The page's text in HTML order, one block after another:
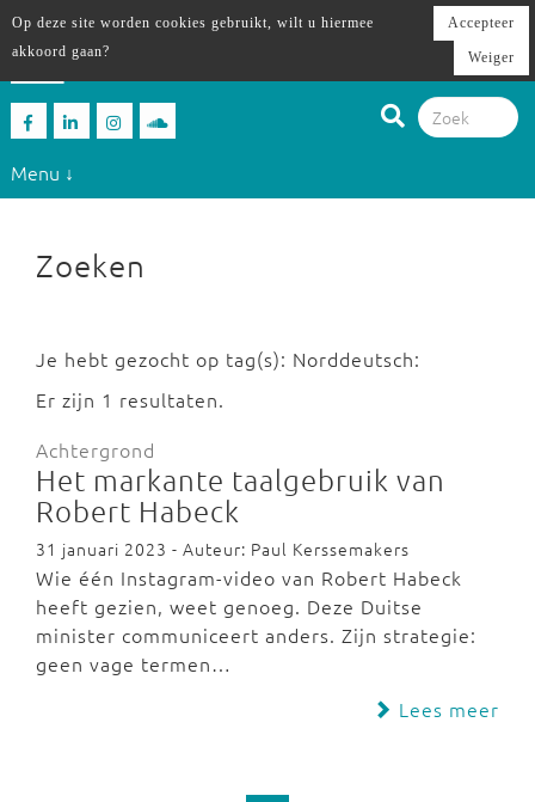
Menu ↓
Zoeken
Je hebt gezocht op tag(s): Norddeutsch:
Er zijn 1 resultaten.
Achtergrond
Het markante taalgebruik van
Robert Habeck
31 januari 2023 - Auteur: Paul Kerssemakers
Wie één Instagram-video van Robert Habeck
heeft gezien, weet genoeg. Deze Duitse
minister communiceert anders. Zijn strategie:
geen vage termen…
Lees meer
Op deze site worden cookies gebruikt, wilt u hiermee
akkoord gaan?
Accepteer
Weiger